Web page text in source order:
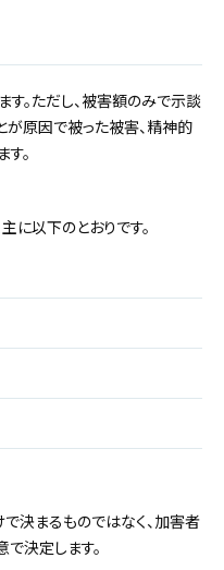
。ただし、被害額のみで示談
が原因で被った被害、精神的
。
に以下のとおりです。
決まるものではなく、加害者
決定します。